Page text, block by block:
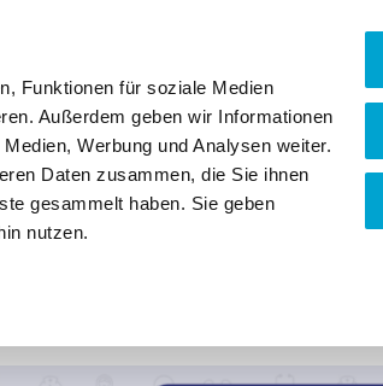
Funktionen für soziale Medien
Außerdem geben wir Informationen
Werbung und Analysen weiter.
Daten zusammen, die Sie ihnen
gesammelt haben. Sie geben
nutzen.